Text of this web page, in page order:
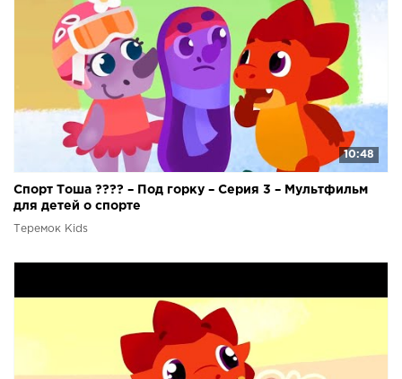
10:48
Спорт Тоша ???? – Под горку – Серия 3 – Мультфильм
для детей о спорте
Теремок Kids